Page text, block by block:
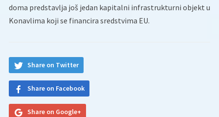
doma predstavlja još jedan kapitalni infrastrukturni objekt u
Konavlima koji se financira sredstvima EU.
Share on Twitter
Share on Facebook
Share on Google+